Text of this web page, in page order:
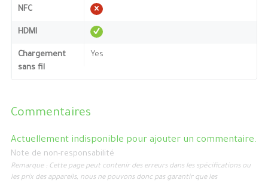
NFC
HDMI
Chargement
sans fil
Yes
Commentaires
Actuellement indisponible pour ajouter un commentaire.
Note de non-responsabilité
Remarque : Cette page peut contenir des erreurs dans les spécifications ou
les prix des appareils, nous ne pouvons donc pas garantir que les